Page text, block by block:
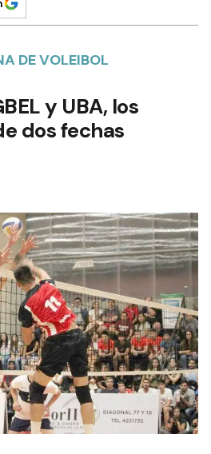
DE VOLEIBOL
y UBA, los
dos fechas